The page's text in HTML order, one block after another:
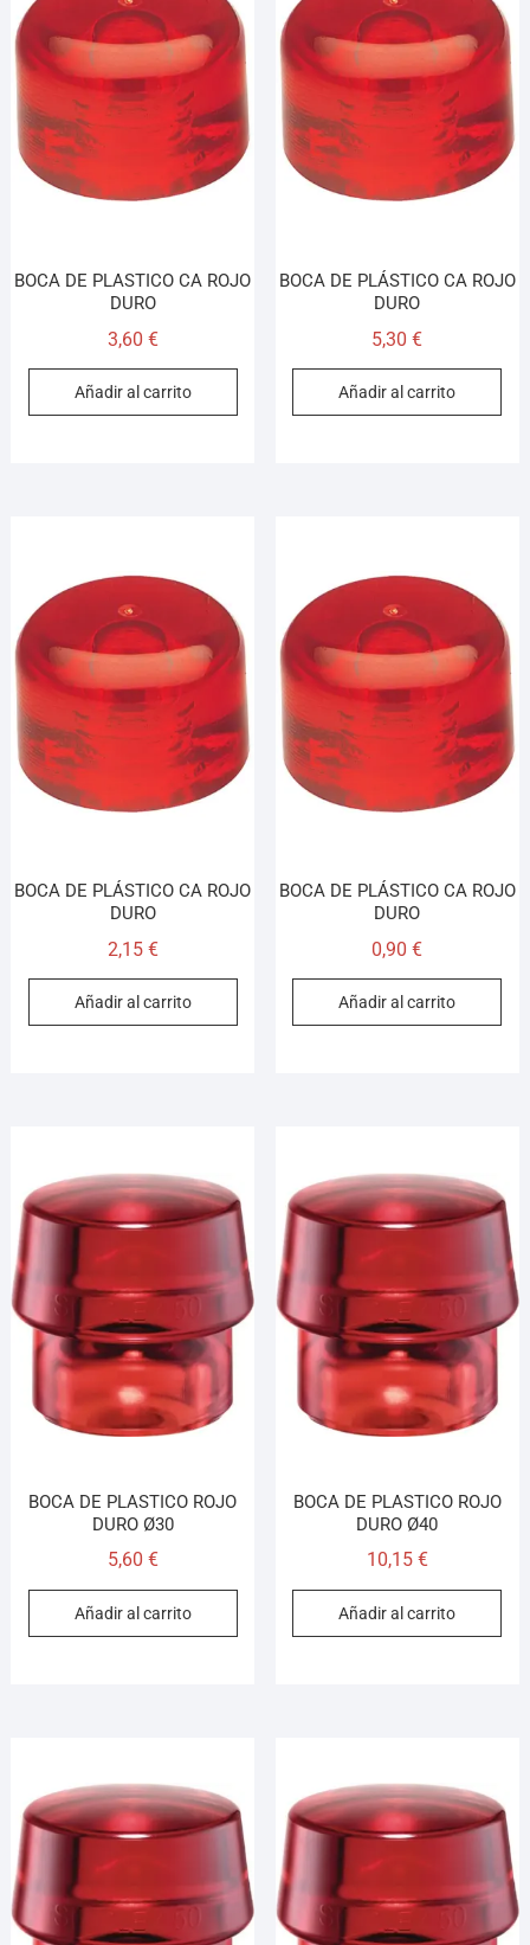
BOCA DE PLASTICO CA ROJO
DURO
3,60 €
Añadir al carrito
BOCA DE PLÁSTICO CA ROJO
DURO
5,30€
Añadir al carrito
BOCA DE PLÁSTICO CA ROJO
DURO
2,15 €
Añadir al carrito
BOCA DE PLÁSTICO CA ROJO
DURO
0,90€
Añadir al carrito
BOCA DE PLASTICO ROJO
DURO Ø30
5,60 €
Añadir al carrito
BOCA DE PLASTICO ROJO
DURO Ø40
10,15 €
Añadir al carrito